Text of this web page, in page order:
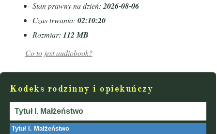
Stan prawny na dzień:2026-08-06
Czas trwania: 02:10:20
Rozmiar: 112 MB
Co to jest audiobook?
Kodeks rodzinny i opiekuńczy
Tytuł I. Małżeństwo
Tytuł I. Małżeństwo